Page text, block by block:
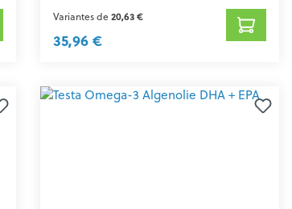
Variantes de20,63 €
35,96 €